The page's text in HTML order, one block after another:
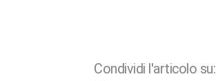
Condividi l'articolo su: